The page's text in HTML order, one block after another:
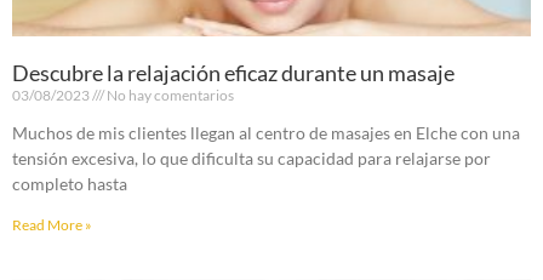
Descubre la relajación eficaz durante un masaje
03/08/2023 No hay comentarios
Muchos de mis clientes llegan al centro de masajes en Elche con una
tensión excesiva, lo que dificulta su capacidad para relajarse por
completo hasta
Read More »